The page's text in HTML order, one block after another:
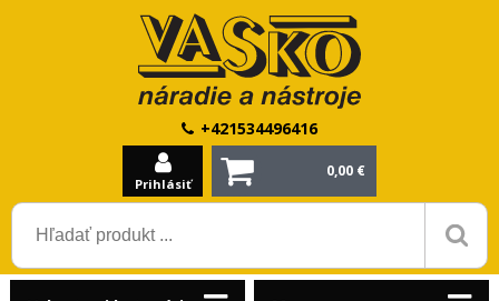
+421534496416
Prihlásiť
0,00 €